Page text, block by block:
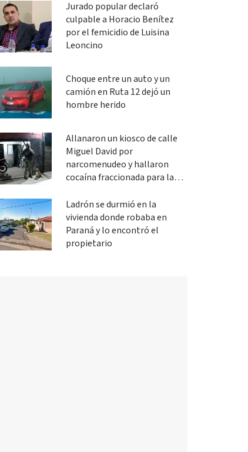
Jurado popular declaró
culpable a Horacio Benítez
por el femicidio de Luisina
Leoncino
Choque entre un auto y un
camión en Ruta 12 dejó un
hombre herido
Allanaron un kiosco de calle
Miguel David por
narcomenudeo y hallaron
cocaína fraccionada para la
Ladrón se durmió en la
vivienda donde robaba en
Paraná y lo encontró el
propietario